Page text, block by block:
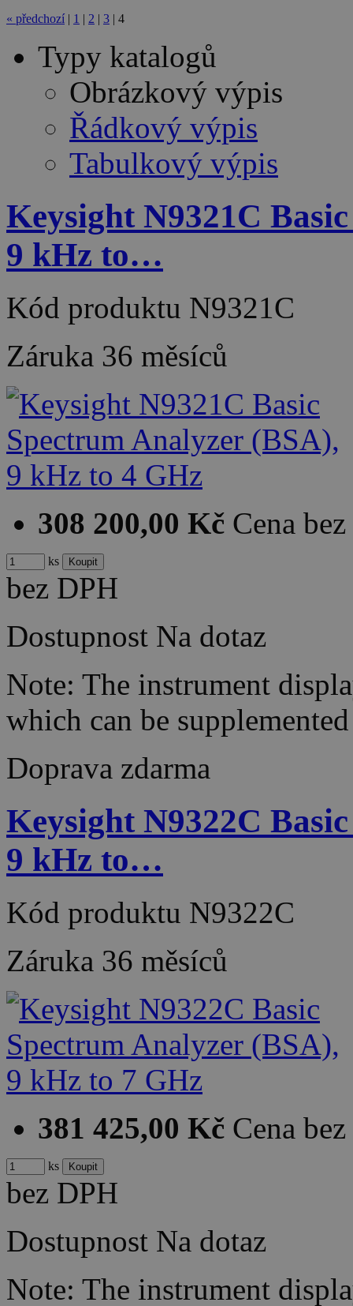
« předchozí 1 2 3 4
Typy katalogů
Obrázkový výpis
Řádkový výpis
Tabulkový výpis
Keysight N9321C
9 kHz to…
Kód produktu N9321C
Záruka 36 měsíců
308 200,00 Kč Cena
ks
bez DPH
Dostupnost Na dotaz
Note: The instrument
which can be
Doprava zdarma
Keysight N9322C
9 kHz to…
Kód produktu N9322C
Záruka 36 měsíců
381 425,00 Kč Cena
ks
bez DPH
Dostupnost Na dotaz
Note: The instrument